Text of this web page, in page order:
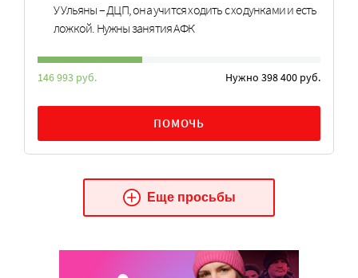
У Ульяны – ДЦП, она учится ходить с ходунками и есть
ложкой. Нужны занятия АФК
146 993 руб. Нужно 398 400 руб.
ПОМОЧЬ
Еще просьбы